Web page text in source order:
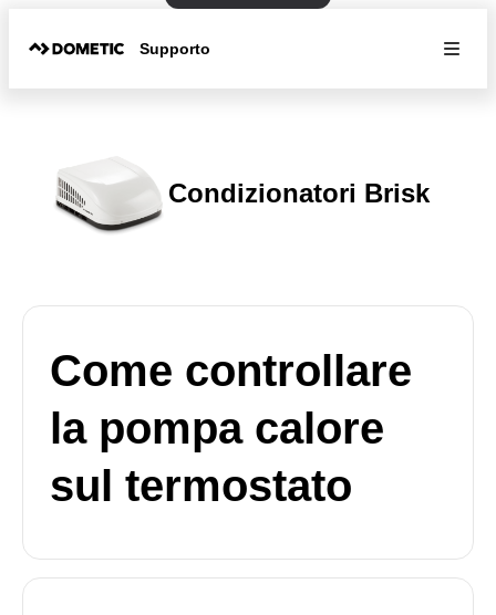
Supporto
Condizionatori Brisk
Come controllare
la pompa calore
sul termostato